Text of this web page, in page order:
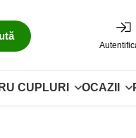
CUPLURI OCAZII